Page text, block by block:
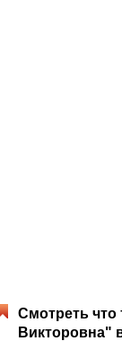
Смотреть
Викторовна"